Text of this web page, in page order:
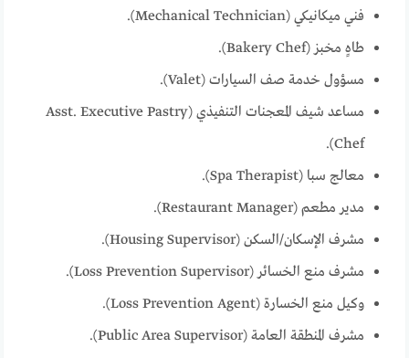
فني ميكانيكي (Mechanical Technician).
طاهٍ مخبز (Bakery Chef).
مسؤول خدمة صف السيارات (Valet).
مساعد شيف المعجنات التنفيذي (Asst. Executive Pastry
Chef).
معالج سبا (Spa Therapist).
مدير مطعم (Restaurant Manager).
مشرف الإسكان/السكن (Housing Supervisor).
مشرف منع الخسائر (Loss Prevention Supervisor).
وكيل منع الخسارة (Loss Prevention Agent).
مشرف المنطقة العامة (Public Area Supervisor).